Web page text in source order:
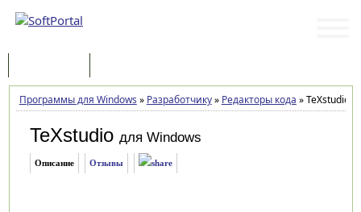
Программы для Windows » Разработчику» Редакторы кода »TeXstudio
TeXstudio для Windows
Описание Отзывы